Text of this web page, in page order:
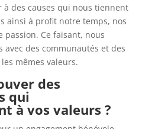
des causes qui nous tiennent
ainsi à profit notre temps, nos
passion. Ce faisant, nous
avec des communautés et des
mêmes valeurs.
des
qui
à vos valeurs ?